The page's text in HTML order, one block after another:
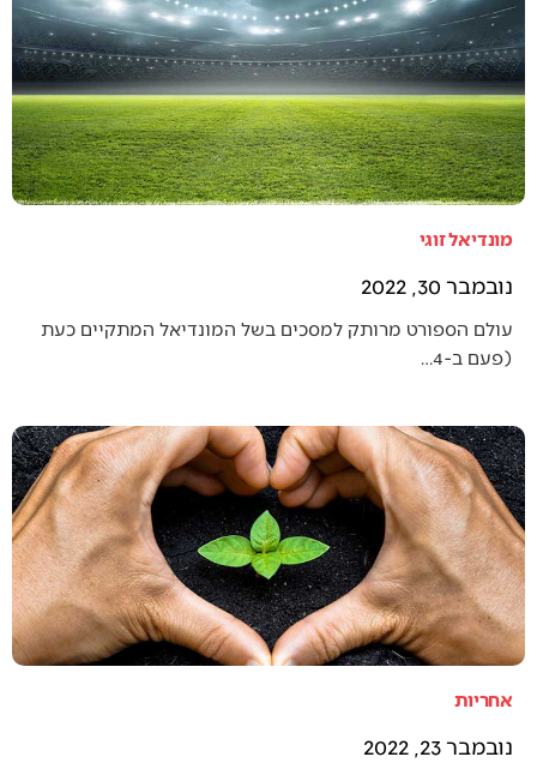
מונדיאל זוגי
נובמבר 30, 2022
עולם הספורט מרותק למסכים בשל המונדיאל המתקיים כעת
(פעם ב-4…
אחריות
נובמבר 23, 2022